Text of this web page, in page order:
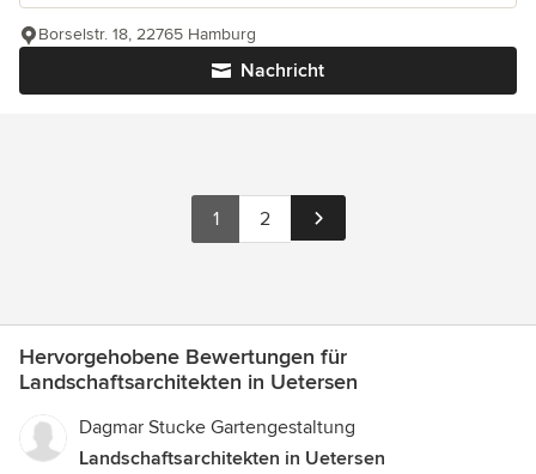
Nachricht
Borselstr. 18, 22765 Hamburg
1 2
Hervorgehobene Bewertungen für
Landschaftsarchitekten in Uetersen
Dagmar Stucke Gartengestaltung
Landschaftsarchitekten in Uetersen